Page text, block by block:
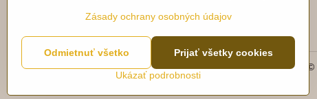
IČ DPH - 2022782762
©
Zásady ochrany osobných údajov
Ukázať podrobnosti
Prijať všetky cookies
Odmietnuť všetko